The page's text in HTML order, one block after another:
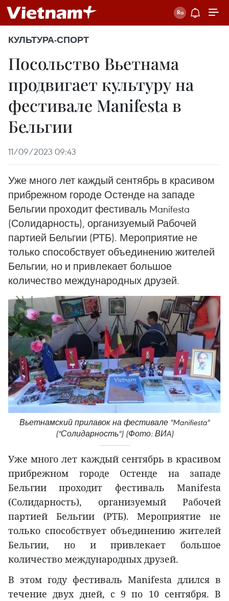
КУЛЬТУРА-СПОРТ
Посольство Вьетнама
продвигает культуру на
фестивале Manifesta в
Бельгии
11/09/2023 09:43
Уже много лет каждый сентябрь в красивом
прибрежном городе Остенде на западе
Бельгии проходит фестиваль Manifesta
(Солидарность), организуемый Рабочей
партией Бельгии (РТБ). Мероприятие не
только способствует объединению жителей
Бельгии, но и привлекает большое
количество международных друзей.
Вьетнамский прилавок на фестивале "Manifiesta"
("Солидарность") (Фото: ВИA)
Уже много лет каждый сентябрь в красивом
прибрежном городе Остенде на западе
Бельгии проходит фестиваль Manifesta
(Солидарность), организуемый Рабочей
партией Бельгии (РТБ). Мероприятие не
только способствует объединению жителей
Бельгии, но и привлекает большое
количество международных друзей.
В этом году фестиваль Manifesta длился в
течение двух дней, с 9 по 10 сентября. В